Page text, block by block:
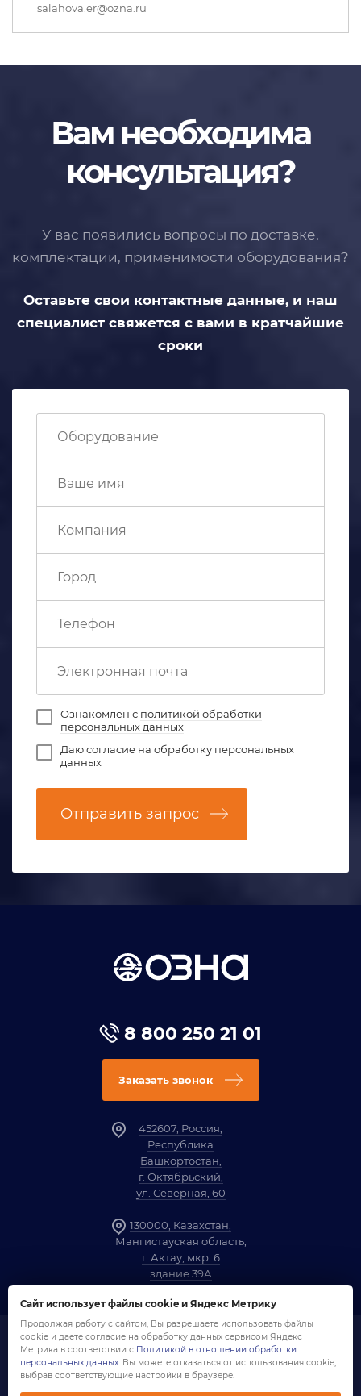
salahova.er@ozna.ru
Вам необходима
консультация?
У вас появились вопросы по доставке,
комплектации, применимости оборудования?
Оставьте свои контактные данные, и наш
специалист свяжется с вами в кратчайшие
сроки
Ознакомлен с политикой обработки
персональных данных
Даюсогласие на обработку персональных
данных
Отправить запрос
8 800 250 21 01
Заказать звонок
452607, Россия,
Республика
Башкортостан,
г. Октябрьский,
ул. Северная, 60
130000, Казахстан,
Мангистауская область,
г. Актау, мкр. 6
здание 39А
1958-2026 ©Компания «ОЗНА»
Политика обработки персональных данных
Согласие на обработку персональных данных
Сайт использует файлы cookie и Яндекс Метрику
Продолжая работу с сайтом, Вы разрешаете использовать файлы
cookie и даете согласие на обработку данных сервисом Яндекс
Метрика в соответствии с Политикой в отношении обработки
персональных данных. Вы можете отказаться от использования cookie,
выбрав соответствующие настройки в браузере.